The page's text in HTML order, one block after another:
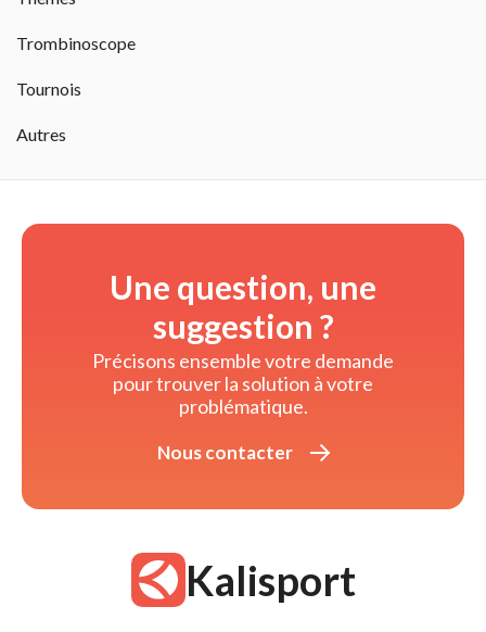
Trombinoscope
Tournois
Autres
Une question, une
suggestion ?
Précisons ensemble votre demande
pour trouver la solution à votre
problématique.
Nous contacter
Kalisport